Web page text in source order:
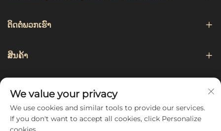
ຕິດຕໍ່ພວກເຮົາ
ສິນຄ້າ
ຕິດຕາມພວກເຮົາ
We value your privacy
We use cookies and similar tools to provide our services.
If you don't want to accept all cookies, click Personalize